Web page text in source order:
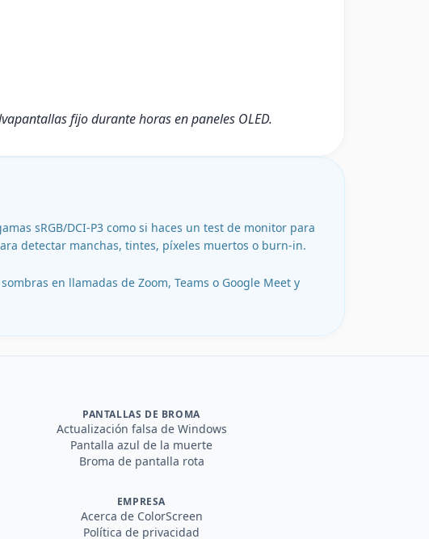
fijo durante horas en paneles OLED.
sRGB/DCI-P3 como si haces un test de monitor para
detectar manchas, tintes, píxeles muertos o burn-in.
en llamadas de Zoom, Teams o Google Meet y
PANTALLAS DE BROMA
Actualización falsa de Windows
Pantalla azul de la muerte
Broma de pantalla rota
EMPRESA
Acerca de ColorScreen
Política de privacidad